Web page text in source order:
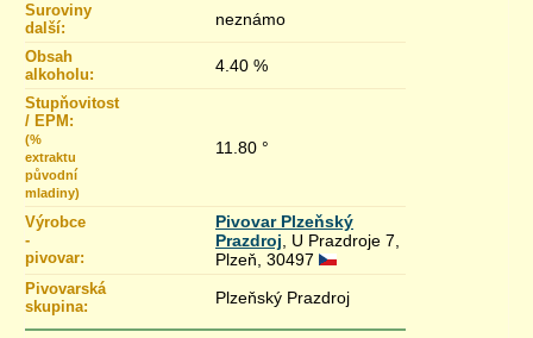
Suroviny
další:
neznámo
Obsah
alkoholu:
4.40 %
Stupňovitost
/ EPM:
(%
extraktu
původní
mladiny)
11.80 °
Výrobce
-
pivovar:
Pivovar Plzeňský
Prazdroj , U Prazdroje 7,
Plzeň, 30497
Pivovarská
skupina:
Plzeňský Prazdroj